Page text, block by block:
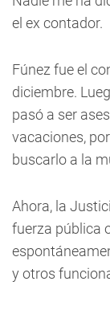
el ex contador.
Fúnez fue el
diciembre.
pasó a ser
vacaciones,
buscarlo a la
Ahora, la
fuerza pública
y otros